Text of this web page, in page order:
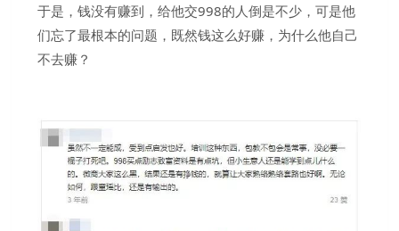
于是，钱没有赚到，给他交998的人倒是不少，可是他
们忘了最根本的问题，既然钱这么好赚，为什么他自己
不去赚？